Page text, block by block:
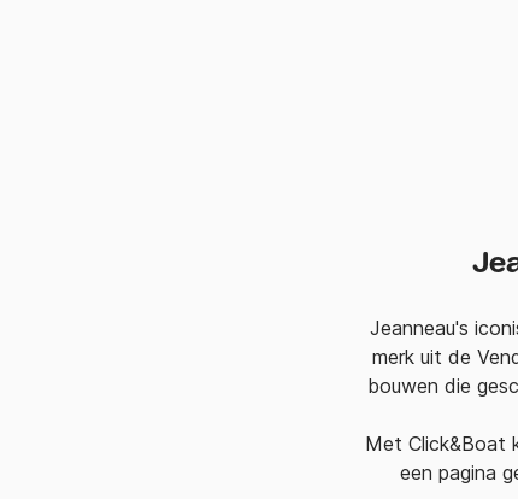
Jeanneau's
merk uit de
bouwen die
Met Click&Boat
een pagina